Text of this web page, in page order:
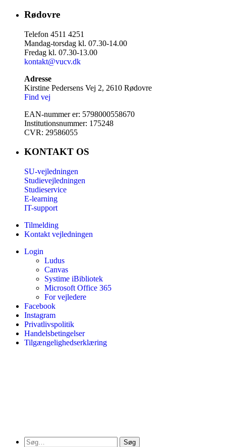
Rødovre
Telefon 4511 4251
Mandag-torsdag kl. 07.30-14.00
Fredag kl. 07.30-13.00
kontakt@vucv.dk
Adresse
Kirstine Pedersens Vej 2, 2610 Rødovre
Find vej
EAN-nummer er: 5798000558670
Institutionsnummer: 175248
CVR: 29586055
KONTAKT OS
SU-vejledningen
Studievejledningen
Studieservice
E-learning
IT-support
Tilmelding
Kontakt vejledningen
Login
Ludus
Canvas
Systime iBibliotek
Microsoft Office 365
For vejledere
Facebook
Instagram
Privatlivspolitik
Handelsbetingelser
Tilgængelighedserklæring
Søg